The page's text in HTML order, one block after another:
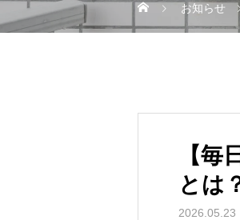
お知らせ
【
とは
2026.05.23